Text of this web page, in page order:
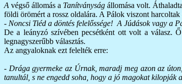
A végső állomás a Tanítványság állomása volt.
földi örömért a rossz oldalára. A Pálok viszont
- Noncsi Tiéd a döntés felelőssége! A Júdások vagy a
De a leányzó szívében pecsétként ott volt a válasz.
legnagyszerűbb választás.
Az angyaloknak ezt felelték erre:
- Drága gyermeke az Úrnak, maradj meg azon az
tanultál, s ne engedd soha, hogy a jó magokat kilopják